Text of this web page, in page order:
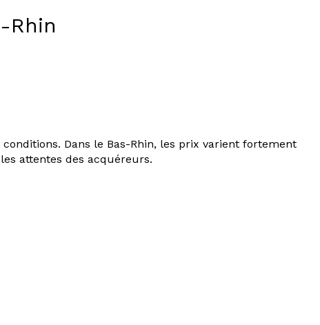
Rhin
Dans le Bas-Rhin, les prix varient fortement
attentes des acquéreurs.